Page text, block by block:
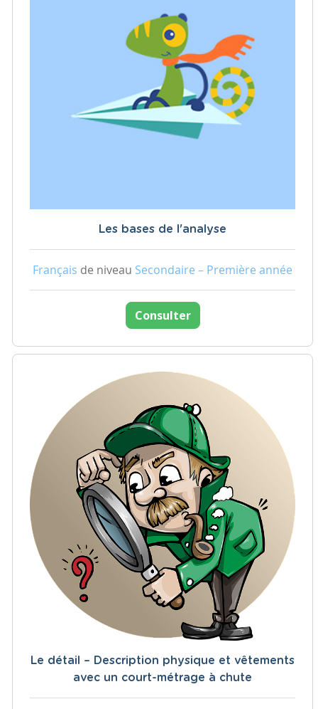
Les bases de l'analyse
Français de niveau Secondaire – Première année
Consulter
Le détail – Description physique et vêtements
avec un court-métrage à chute